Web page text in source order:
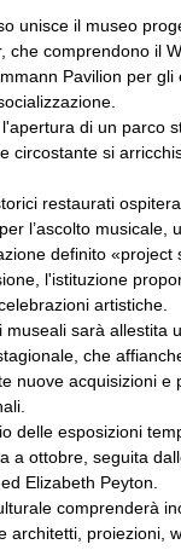
unisce il museo
che comprendono il
Pavilion per
di un parco
circostante si
restaurati
l’ascolto musicale,
definito «project
l'istituzione
artistiche.
museali sarà allestita
che
nuove acquisizioni e
delle esposizioni
a ottobre, seguita
Elizabeth Peyton.
comprenderà
architetti, proiezioni,